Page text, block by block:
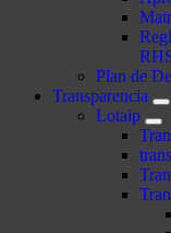
Plan de
Transparencia
Lotaip